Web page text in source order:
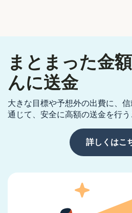
まとまった金
んに送金
大きな目標や予想外の出費に、
通じて、安全に高額の送金を行う
詳しくはこ